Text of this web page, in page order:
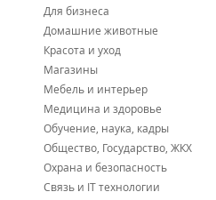
Для бизнеса
Домашние животные
Красота и уход
Магазины
Мебель и интерьер
Медицина и здоровье
Обучение, наука, кадры
Общество, Государство, ЖКХ
Охрана и безопасность
Связь и IT технологии